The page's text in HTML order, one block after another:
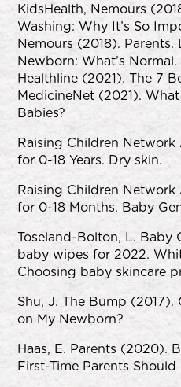
KidsHealth, Nemours
Washing: Why It’s So
Nemours (2018). Parents.
Newborn: What’s Normal.
Healthline (2021). The 7
MedicineNet (2021).
Babies?
Raising Children Network
for 0-18 Years. Dry skin.
Raising Children Network
for 0-18 Months. Baby
Toseland-Bolton, L. Baby
baby wipes for 2022.
Choosing baby skincare
Shu, J. The Bump (2017).
on My Newborn?
Haas, E. Parents (2020).
First-Time Parents